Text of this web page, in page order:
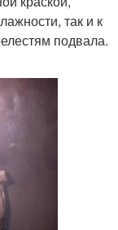
так и к
подвала.